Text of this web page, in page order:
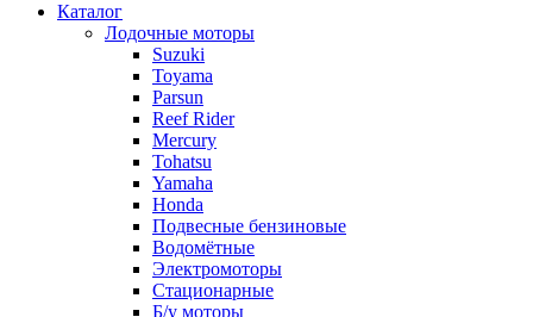
Каталог
Лодочные моторы
Suzuki
Toyama
Parsun
Reef Rider
Mercury
Tohatsu
Yamaha
Honda
Подвесные бензиновые
Водомётные
Электромоторы
Стационарные
Б/у моторы